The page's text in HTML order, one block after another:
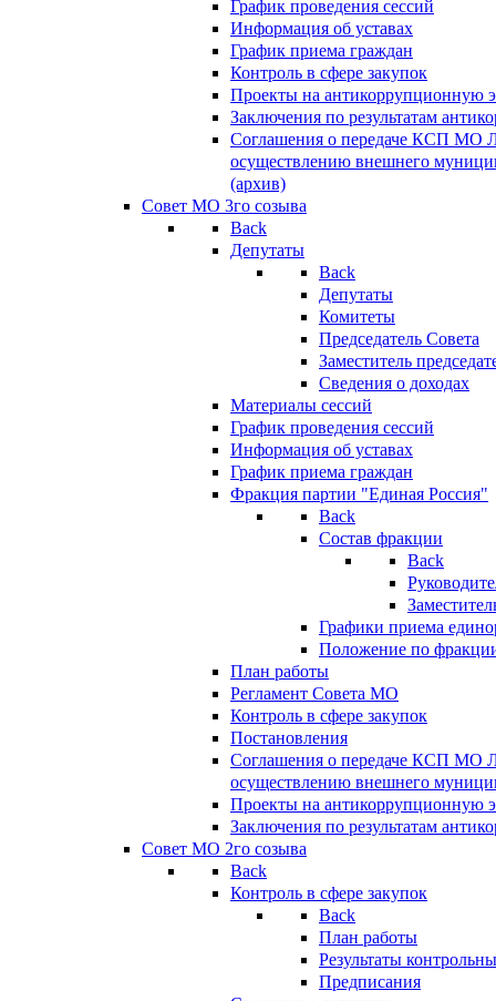
График проведения сессий
Информация об уставах
График приема граждан
Контроль в сфере закупок
Проекты на антикоррупционную
Заключения по результатам
Соглашения о передаче КСП МО
осуществлению внешнего
(архив)
Совет МО 3го созыва
Back
Депутаты
Back
Депутаты
Комитеты
Председатель Совета
Заместитель
Сведения о доходах
Материалы сессий
График проведения сессий
Информация об уставах
График приема граждан
Фракция партии "Единая Россия"
Back
Состав фракции
Back
Графики приема
Положение по
План работы
Регламент Совета МО
Контроль в сфере закупок
Постановления
Соглашения о передаче КСП МО
осуществлению внешнего
Проекты на антикоррупционную
Заключения по результатам
Совет МО 2го созыва
Back
Контроль в сфере закупок
Back
План работы
Результаты
Предписания